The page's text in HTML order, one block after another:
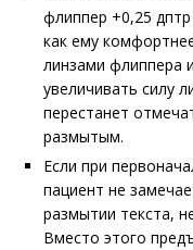
флиппер +0,25
как ему
линзами флиппера
увеличивать силу
перестанет
размытым.
Если при
пациент не
размытии текста,
Вместо этого